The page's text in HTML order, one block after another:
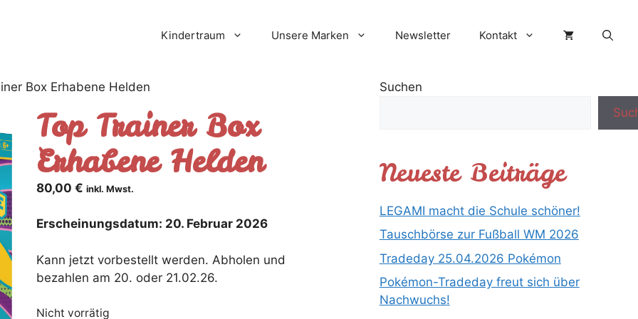
Kindertraum Unsere Marken Newsletter Kontakt
Box Erhabene Helden
Top Trainer Box
Erhabene Helden
80,00€ inkl. Mwst.
Erscheinungsdatum: 20. Februar 2026
Kann jetzt vorbestellt werden. Abholen und
bezahlen am 20. oder 21.02.26.
Nicht vorrätig
Suchen
Neueste Beiträge
LEGAMI macht die Schule schöner!
Tauschbörse zur Fußball WM 2026
Tradeday 25.04.2026 Pokémon
Pokémon-Tradeday freut sich über
Nachwuchs!